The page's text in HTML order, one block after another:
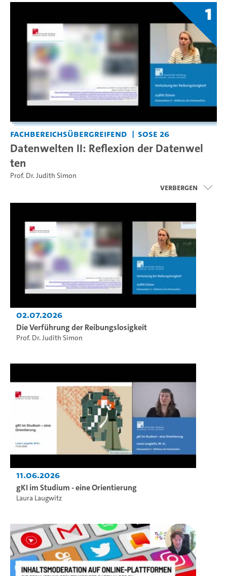
1
Fachbereichsübergreifend SoSe 26
Datenwelten II: Reflexion der Datenwel
ten
Prof. Dr. Judith Simon
Verbergen
02.07.2026
Die Verführung der Reibungslosigkeit
Prof. Dr. Judith Simon
11.06.2026
gKI im Studium - eine Orientierung
Laura Laugwitz